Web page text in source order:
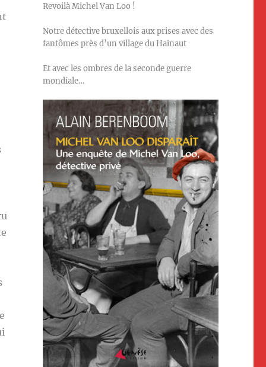
Revoilà Michel Van Loo !
Notre détective bruxellois aux prises avec des
fantômes près d’un village du Hainaut
Et avec les ombres de la seconde guerre
mondiale…